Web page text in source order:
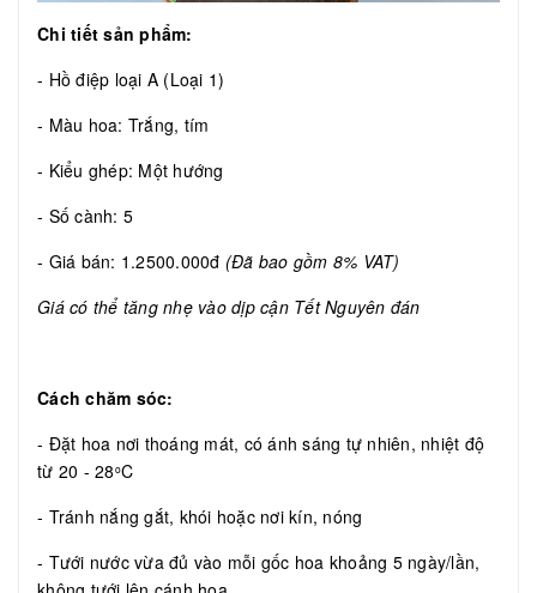
Chi tiết sản phẩm:
- Hồ điệp loại A (Loại 1)
- Màu hoa: Trắng, tím
- Kiểu ghép: Một hướng
- Số cành: 5
- Giá bán: 1.2500.000đ (Đã bao gồm 8% VAT)
Giá có thể tăng nhẹ vào dịp cận Tết Nguyên đán
Cách chăm sóc:
- Đặt hoa nơi thoáng mát, có ánh sáng tự nhiên, nhiệt độ
từ 20 - 28oC
- Tránh nắng gắt, khói hoặc nơi kín, nóng
- Tưới nước vừa đủ vào mỗi gốc hoa khoảng 5 ngày/lần,